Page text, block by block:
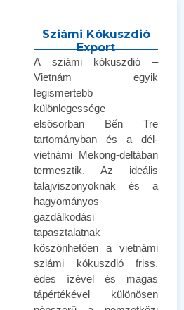
Sziámi Kókuszdió
Export
A sziámi kókuszdió –
Vietnám egyik
legismertebb
különlegessége –
elsősorban Bến Tre
tartományban és a dél-
vietnámi Mekong-deltában
termesztik. Az ideális
talajviszonyoknak és a
hagyományos
gazdálkodási
tapasztalatnak
köszönhetően a vietnámi
sziámi kókuszdió friss,
édes ízével és magas
tápértékével különösen